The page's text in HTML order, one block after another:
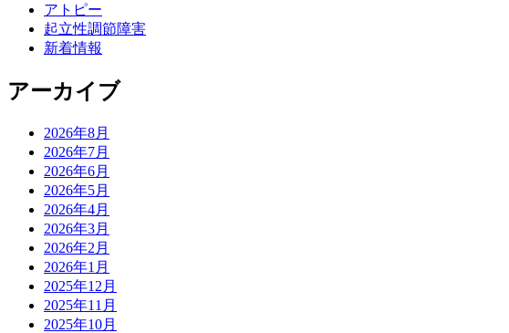
アトピー
起立性調節障害
新着情報
アーカイブ
2026年8月
2026年7月
2026年6月
2026年5月
2026年4月
2026年3月
2026年2月
2026年1月
2025年12月
2025年11月
2025年10月